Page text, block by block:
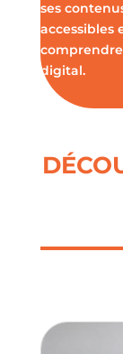
ses
accessibles
digital.